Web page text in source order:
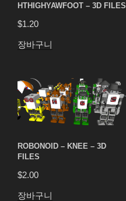
HTHIGHYAWFOOT – 3D FILES
$1.20
장바구니
ROBONOID – KNEE – 3D
FILES
$2.00
장바구니